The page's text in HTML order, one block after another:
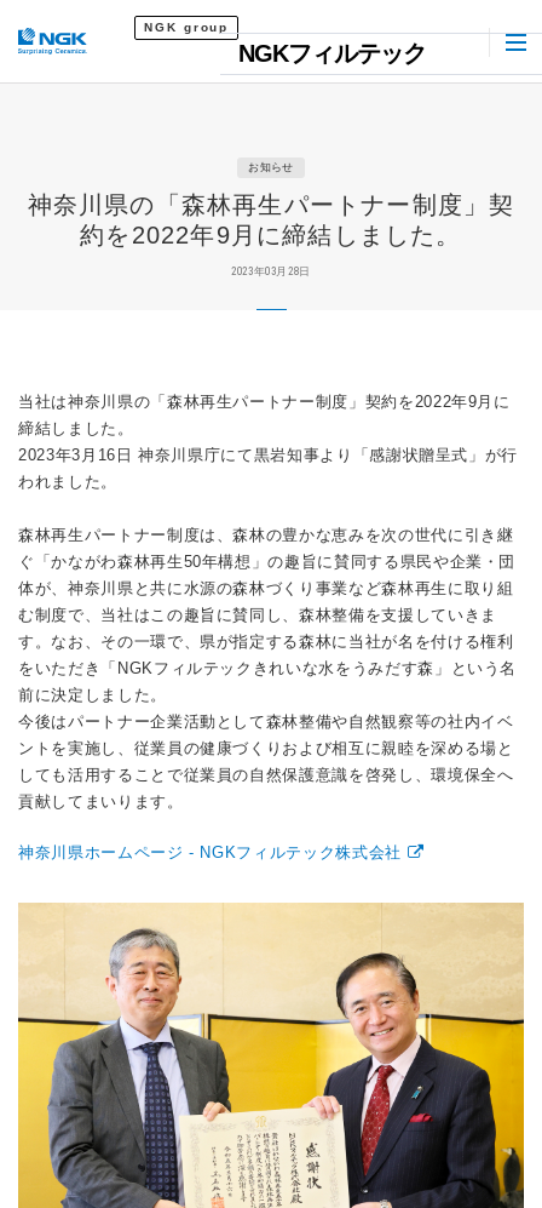
NGKフィルテック
NGK group
お知らせ
神奈川県の「森林再生パートナー制度」契
約を2022年9月に締結しました。
2023年03月28日
当社は神奈川県の「森林再生パートナー制度」契約を2022年9月に
締結しました。
2023年3月16日 神奈川県庁にて黒岩知事より「感謝状贈呈式」が行
われました。
森林再生パートナー制度は、森林の豊かな恵みを次の世代に引き継
ぐ「かながわ森林再生50年構想」の趣旨に賛同する県民や企業・団
体が、神奈川県と共に水源の森林づくり事業など森林再生に取り組
む制度で、当社はこの趣旨に賛同し、森林整備を支援していきま
す。なお、その一環で、県が指定する森林に当社が名を付ける権利
をいただき「NGKフィルテックきれいな水をうみだす森」という名
前に決定しました。
今後はパートナー企業活動として森林整備や自然観察等の社内イベ
ントを実施し、従業員の健康づくりおよび相互に親睦を深める場と
しても活用することで従業員の自然保護意識を啓発し、環境保全へ
貢献してまいります。
神奈川県ホームページ - NGKフィルテック株式会社